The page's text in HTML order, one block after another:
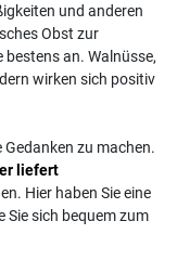
und anderen
Obst zur
an. Walnüsse,
wirken sich positiv
Gedanken zu machen.
liefert
Hier haben Sie eine
Sie sich bequem zum